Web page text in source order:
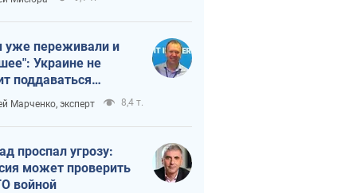
переживали и
Украине не
поддаваться
из-за
террора
Марченко, эксперт 8,4 т.
проспал угрозу:
может проверить
войной